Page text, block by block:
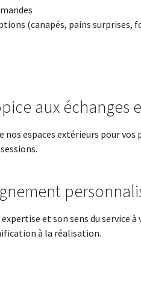
(canapés, pains surprises,
aux échanges
espaces extérieurs pour
et son sens du
à la réalisation.